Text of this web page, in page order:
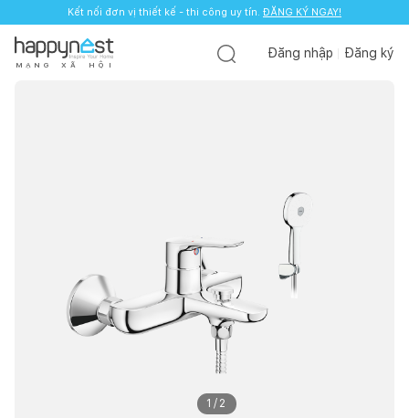
Kết nối đơn vị thiết kế - thi công uy tín. ĐĂNG KÝ NGAY!
M Ạ N G X Ã H Ộ I
Đăng nhập Đăng ký
1 / 2